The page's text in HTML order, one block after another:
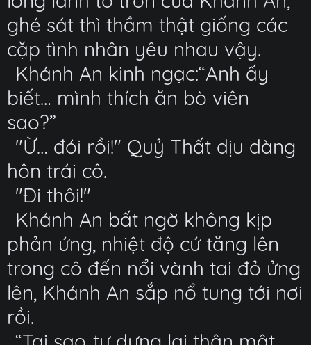
ghé sát thì thầm thật giống các
cặp tình nhân yêu nhau vậy.
Khánh An kinh ngạc:“Anh ấy
biết… mình thích ăn bò viên
sao?”
"Ừ… đói rồi!" Quỷ Thất dịu dàng
hôn trái cô.
"Đi thôi!"
Khánh An bất ngờ không kịp
phản ứng, nhiệt độ cứ tăng lên
trong cô đến nổi vành tai đỏ ửng
lên, Khánh An sắp nổ tung tới nơi
rồi.